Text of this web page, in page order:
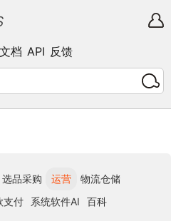
文档 API 反馈
选品采购 运营
物流仓储
支付 系统软件AI
百科